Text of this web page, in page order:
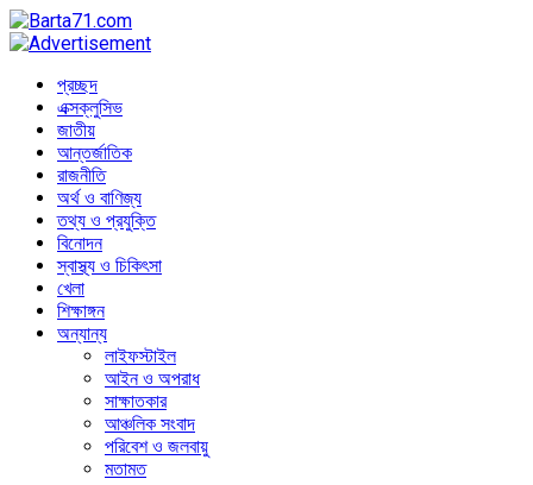
প্রচ্ছদ
এক্সক্লুসিভ
জাতীয়
আন্তর্জাতিক
রাজনীতি
অর্থ ও বাণিজ্য
তথ্য ও প্রযুক্তি
বিনোদন
স্বাস্থ্য ও চিকিৎসা
খেলা
শিক্ষাঙ্গন
অন্যান্য
লাইফস্টাইল
আইন ও অপরাধ
সাক্ষাতকার
আঞ্চলিক সংবাদ
পরিবেশ ও জলবায়ু
মতামত